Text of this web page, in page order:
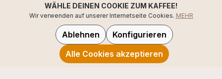
WÄHLE DEINEN COOKIE ZUM KAFFEE!
Wir verwenden auf unserer Internetseite Cookies. MEHR
Ablehnen
Konfigurieren
Alle Cookies akzeptieren